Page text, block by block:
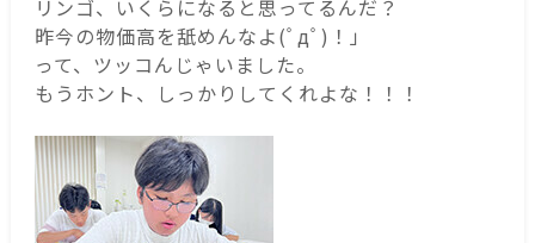
リンゴ、いくらになると思ってるんだ？
昨今の物価高を舐めんなよ(ﾟдﾟ)！」
って、ツッコんじゃいました。
もうホント、しっかりしてくれよな！！！